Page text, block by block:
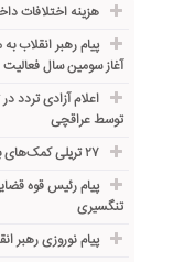
هزینه اختلافات
پیام رهبر انقلاب
آغاز سومین سال
اعلام آزادی تردد
توسط عراقچی
۲۷ تریلی کمک‌های بشردوستانه عراق به ایران رسید
پیام رئیس قوه
تنگسیری
پیام نوروزی رهبر